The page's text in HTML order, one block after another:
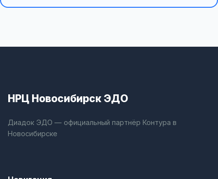
НРЦ Новосибирск ЭДО
Диадок ЭДО — официальный партнёр Контура в
Новосибирске